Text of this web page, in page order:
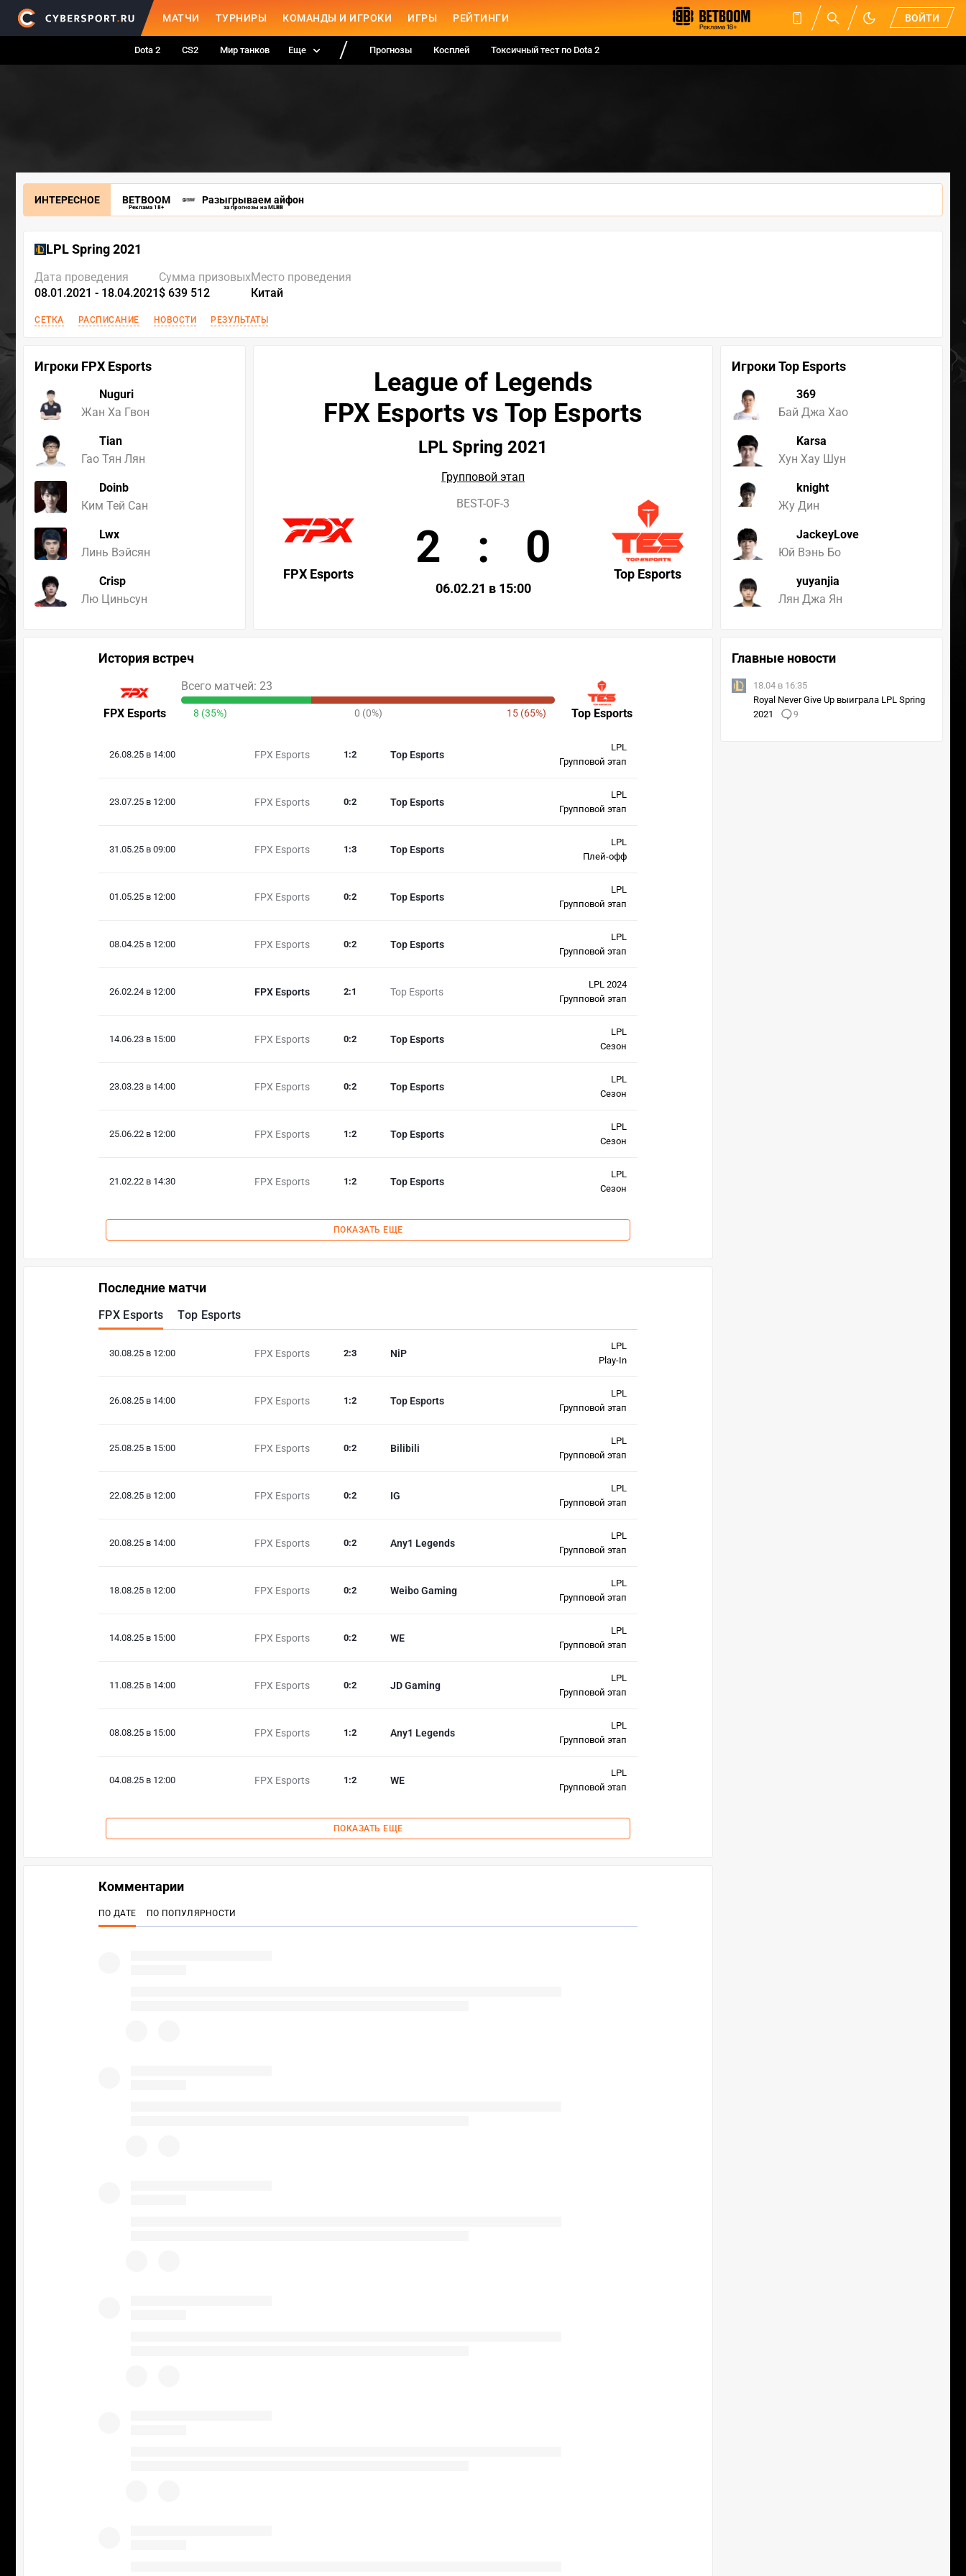
МАТЧИ ТУРНИРЫ КОМАНДЫ И ИГРОКИ ИГРЫ РЕЙТИНГИ ВОЙТИ
Dota 2 CS2 Мир танков Еще Прогнозы Косплей Токсичный тест по Dota 2
ИНТЕРЕСНОЕ BETBOOM
Реклама 18+
Разыгрываем айфон
за прогнозы на MLBB
LPL Spring 2021
Дата проведения
08.01.2021 - 18.04.2021
Сумма призовых
$ 639 512
Место проведения
Китай
СЕТКА РАСПИСАНИЕ НОВОСТИ РЕЗУЛЬТАТЫ
Игроки FPX Esports
Nuguri
Жан Ха Гвон
Tian
Гао Тян Лян
Doinb
Ким Тей Сан
Lwx
Линь Вэйсян
Crisp
Лю Циньсун
Игроки Top Esports
369
Бай Джа Хао
Karsa
Хун Хау Шун
knight
Жу Дин
JackeyLove
Юй Вэнь Бо
yuyanjia
Лян Джа Ян
League of Legends
FPX Esports vs Top Esports
LPL Spring 2021
Групповой этап
FPX Esports Top Esports
BEST-OF-3
2 : 0
06.02.21 в 15:00
История встреч
FPX Esports Top Esports
Всего матчей: 23
8 (35%) 0 (0%) 15 (65%)
26.08.25 в 14:00 FPX Esports Top Esports
1 :2
LPL
Групповой этап
23.07.25 в 12:00 FPX Esports Top Esports
0:2
LPL
Групповой этап
31.05.25 в 09:00 FPX Esports Top Esports
1 :3
LPL
Плей-офф
01.05.25 в 12:00 FPX Esports Top Esports
0:2
LPL
Групповой этап
08.04.25 в 12:00 FPX Esports Top Esports
0:2
LPL
Групповой этап
26.02.24 в 12:00 FPX Esports Top Esports
2:1
LPL 2024
Групповой этап
14.06.23 в 15:00 FPX Esports Top Esports
0:2
LPL
Сезон
23.03.23 в 14:00 FPX Esports Top Esports
0:2
LPL
Сезон
25.06.22 в 12:00 FPX Esports Top Esports
1 :2
LPL
Сезон
21.02.22 в 14:30 FPX Esports Top Esports
1 :2
LPL
Сезон
ПОКАЗАТЬ ЕЩЕ
Последние матчи
FPX Esports Top Esports
30.08.25 в 12:00 FPX Esports NiP
2:3
LPL
Play-In
26.08.25 в 14:00 FPX Esports Top Esports
1 :2
LPL
Групповой этап
25.08.25 в 15:00 FPX Esports Bilibili
0:2
LPL
Групповой этап
22.08.25 в 12:00 FPX Esports IG
0:2
LPL
Групповой этап
20.08.25 в 14:00 FPX Esports Any1 Legends
0:2
LPL
Групповой этап
18.08.25 в 12:00 FPX Esports Weibo Gaming
0:2
LPL
Групповой этап
14.08.25 в 15:00 FPX Esports WE
0:2
LPL
Групповой этап
11.08.25 в 14:00 FPX Esports JD Gaming
0:2
LPL
Групповой этап
08.08.25 в 15:00 FPX Esports Any1 Legends
1 :2
LPL
Групповой этап
04.08.25 в 12:00 FPX Esports WE
1 :2
LPL
Групповой этап
ПОКАЗАТЬ ЕЩЕ
Главные новости
18.04 в 16:35
Royal Never Give Up выиграла LPL Spring
2021
9
Комментарии
ПО ДАТЕ ПО ПОПУЛЯРНОСТИ